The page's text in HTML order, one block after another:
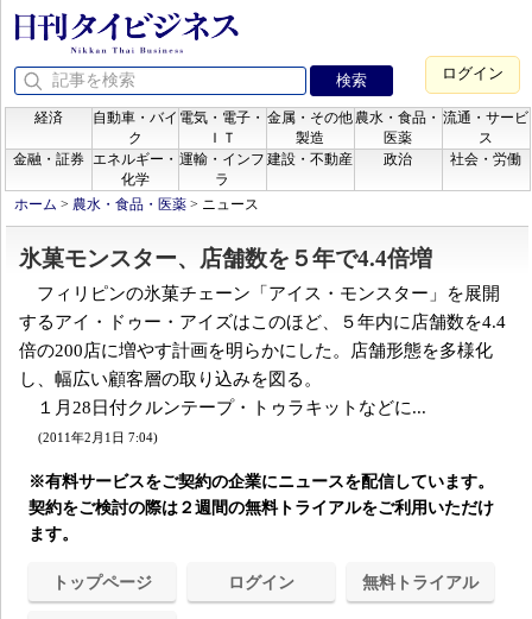
ログイン
経済
自動車・バイ
ク
電気・電子・
ＩＴ
金属・その他
製造
農水・食品・
医薬
流通・サービ
ス
金融・証券
エネルギー・
化学
運輸・インフ
ラ
建設・不動産 政治 社会・労働
ホーム > 農水・食品・医薬 > ニュース
氷菓モンスター、店舗数を５年で4.4倍増
フィリピンの氷菓チェーン「アイス・モンスター」を展開
するアイ・ドゥー・アイズはこのほど、５年内に店舗数を4.4
倍の200店に増やす計画を明らかにした。店舗形態を多様化
し、幅広い顧客層の取り込みを図る。
１月28日付クルンテープ・トゥラキットなどに...
(2011年2月1日 7:04)
※有料サービスをご契約の企業にニュースを配信しています。
契約をご検討の際は２週間の無料トライアルをご利用いただけ
ます。
トップページ ログイン 無料トライアル